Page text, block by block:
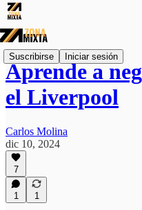
Suscribirse Iniciar sesión
Aprende a
el Liverpool
Carlos Molina
dic 10, 2024
7
1 1